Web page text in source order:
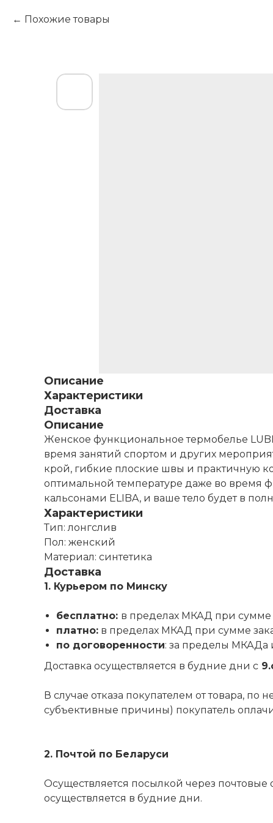
Похожие товары
Описание
Характеристики
Доставка
Описание
Женское функциональное термобелье
время занятий спортом и других
крой, гибкие плоские швы и практичную
оптимальной температуре даже во время
кальсонами ELIBA, и ваше тело будет в
Характеристики
Тип: лонгслив
Пол: женский
Материал: синтетика
Доставка
1. Курьером по Минску
бесплатно: в пределах МКАД при сумме
платно: в пределах МКАД при сумме
по договоренности: за пределы МКАДа
Доставка осуществляется в будние дни с
В случае отказа покупателем от товара,
субъективные причины) покупатель
2. Почтой по Беларуси
Осуществляется посылкой через
осуществляется в будние дни.